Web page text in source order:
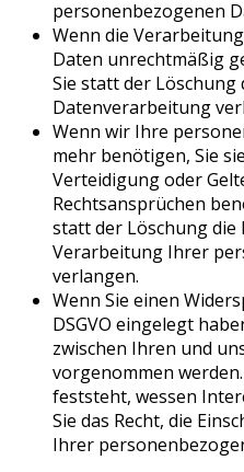
personenbezogenen
Wenn die
Daten unrechtmäßig
Sie statt der
Datenverarbeitung
Wenn wir Ihre
mehr benötigen, Sie
Verteidigung oder
Rechtsansprüchen
statt der Löschung die
Verarbeitung Ihrer
verlangen.
Wenn Sie einen
DSGVO eingelegt
zwischen Ihren und
vorgenommen
feststeht, wessen
Sie das Recht, die
Ihrer